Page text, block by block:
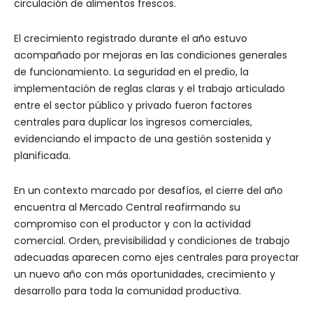
circulación de alimentos frescos.
El crecimiento registrado durante el año estuvo
acompañado por mejoras en las condiciones generales
de funcionamiento. La seguridad en el predio, la
implementación de reglas claras y el trabajo articulado
entre el sector público y privado fueron factores
centrales para duplicar los ingresos comerciales,
evidenciando el impacto de una gestión sostenida y
planificada.
En un contexto marcado por desafíos, el cierre del año
encuentra al Mercado Central reafirmando su
compromiso con el productor y con la actividad
comercial. Orden, previsibilidad y condiciones de trabajo
adecuadas aparecen como ejes centrales para proyectar
un nuevo año con más oportunidades, crecimiento y
desarrollo para toda la comunidad productiva.